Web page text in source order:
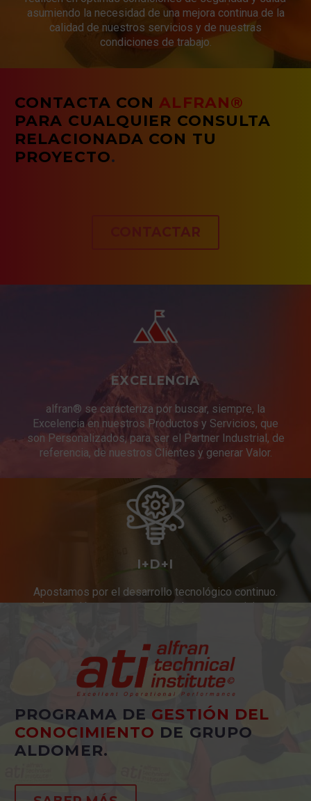
asumiendo la necesidad de una mejora continua de la
calidad de nuestros servicios y de nuestras
condiciones de trabajo.
CONTACTA CON ALFRAN®
PARA CUALQUIER CONSULTA
RELACIONADA CON TU
PROYECTO.
CONTACTAR
EXCELENCIA
alfran® se caracteriza por buscar, siempre, la
Excelencia en nuestros Productos y Servicios, que
son Personalizados, para ser el Partner Industrial, de
referencia, de nuestros Clientes y generar Valor.
I+D+I
Apostamos por el desarrollo tecnológico continuo.
Innovación constante en productos y servicios.
PROGRAMA DE GESTIÓN DEL
CONOCIMIENTO DE GRUPO
ALDOMER.